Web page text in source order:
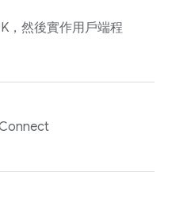
，然後實作用戶端程